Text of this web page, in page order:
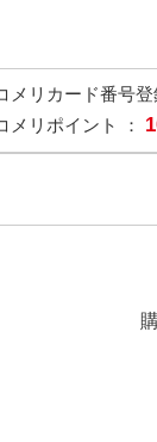
メリカード番号
メリポイント ：